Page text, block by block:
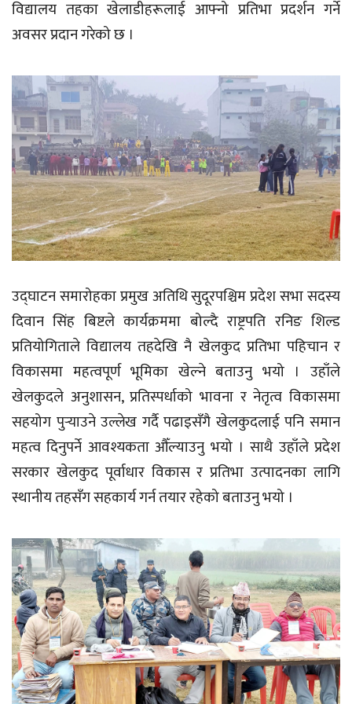
विद्यालय तहका खेलाडीहरूलाई आफ्नो प्रतिभा प्रदर्शन गर्ने
अवसर प्रदान गरेको छ ।
उद्घाटन समारोहका प्रमुख अतिथि सुदूरपश्चिम प्रदेश सभा सदस्य
दिवान सिंह बिष्टले कार्यक्रममा बोल्दै राष्ट्रपति रनिङ शिल्ड
प्रतियोगिताले विद्यालय तहदेखि नै खेलकुद प्रतिभा पहिचान र
विकासमा महत्वपूर्ण भूमिका खेल्ने बताउनु भयो । उहाँले
खेलकुदले अनुशासन, प्रतिस्पर्धाको भावना र नेतृत्व विकासमा
सहयोग पुर्‍याउने उल्लेख गर्दै पढाइसँगै खेलकुदलाई पनि समान
महत्व दिनुपर्ने आवश्यकता औँल्याउनु भयो । साथै उहाँले प्रदेश
सरकार खेलकुद पूर्वाधार विकास र प्रतिभा उत्पादनका लागि
स्थानीय तहसँग सहकार्य गर्न तयार रहेको बताउनु भयो ।